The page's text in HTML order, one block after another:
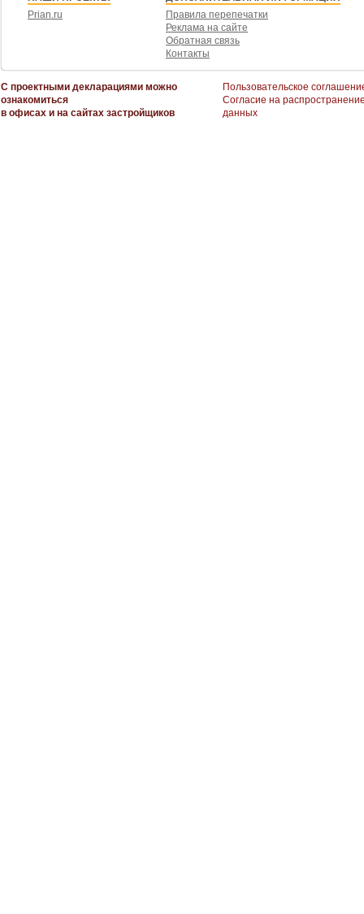
Prian.ru
Правила перепечатки
Реклама на сайте
Обратная связь
Контакты
С проектными декларациями можно
ознакомиться
в офисах и на сайтах застройщиков
Пользовательское
Согласие на
данных